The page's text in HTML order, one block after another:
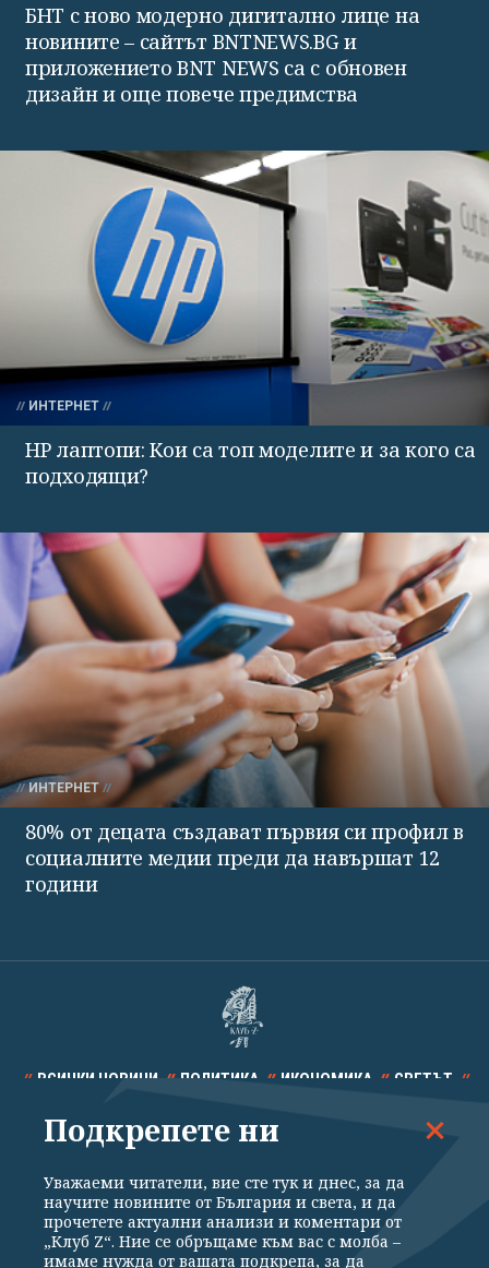
БНТ с ново модерно дигитално лице на
новините – сайтът BNTNEWS.BG и
приложението BNT NEWS са с обновен
дизайн и още повече предимства
ИНТЕРНЕТ
HP лаптопи: Кои са топ моделите и за кого са
подходящи?
ИНТЕРНЕТ
80% от децата създават първия си профил в
социалните медии преди да навършат 12
години
ВСИЧКИ НОВИНИ ПОЛИТИКА ИКОНОМИКА СВЕТЪТ
СПОРТ КУЛТУРА ТЕХНОЛОГИИ КАЛЕЙДОСКОП
Подкрепете ни
Уважаеми читатели, вие сте тук и днес, за да
научите новините от България и света, и да
прочетете актуални анализи и коментари от
„Клуб Z“. Ние се обръщаме към вас с молба –
имаме нужда от вашата подкрепа, за да